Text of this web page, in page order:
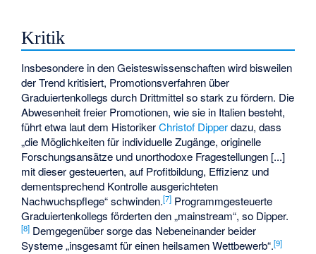
Kritik
Insbesondere in den Geisteswissenschaften wird bisweilen
der Trend kritisiert, Promotionsverfahren über
Graduiertenkollegs durch Drittmittel so stark zu fördern. Die
Abwesenheit freier Promotionen, wie sie in Italien besteht,
führt etwa laut dem HistorikerChristof Dipperdazu, dass
„die Möglichkeiten für individuelle Zugänge, originelle
Forschungsansätze und unorthodoxe Fragestellungen [...]
mit dieser gesteuerten, auf Profitbildung, Effizienz und
dementsprechend Kontrolle ausgerichteten
Nachwuchspflege“ schwinden.[7] Programmgesteuerte
Graduiertenkollegs förderten den „mainstream“, so Dipper.
[8] Demgegenüber sorge das Nebeneinander beider
Systeme „insgesamt für einen heilsamen Wettbewerb“.[9]